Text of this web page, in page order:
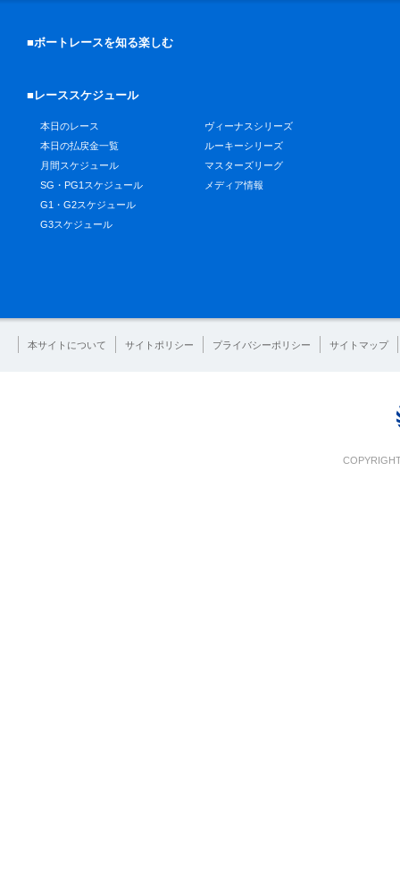
■ボートレースを知る楽しむ
■レーススケジュール
本日のレース
本日の払戻金一覧
月間スケジュール
SG・PG1スケジュール
G1・G2スケジュール
G3スケジュール
ヴィーナスシリーズ
ルーキーシリーズ
マスターズリーグ
メディア情報
本サイトについて サイトポリシー プライバシーポリシー サイトマップ